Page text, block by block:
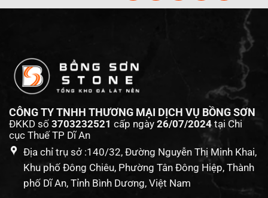
CÔNG TY TNHH THƯƠNG MẠI DỊCH VỤ BỒNG SƠN
ĐKKD số 3703232521 cấp ngày 26/07/2024tại Chi
cục Thuế TP Dĩ An
Địa chỉ trụ sở :140/32, Đường Nguyễn Thị Minh Khai,
Khu phố Đông Chiêu, Phường Tân Đông Hiệp, Thành
phố Dĩ An, Tỉnh Bình Dương, Việt Nam